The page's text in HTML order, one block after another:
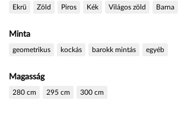
Ekrü Zöld Piros Kék Világos zöld Barna
Minta
geometrikus kockás barokk mintás egyéb
Magasság
280 cm 295 cm 300 cm